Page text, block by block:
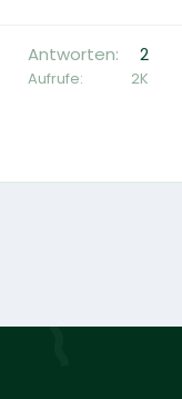
Antworten 2
Aufrufe 2K